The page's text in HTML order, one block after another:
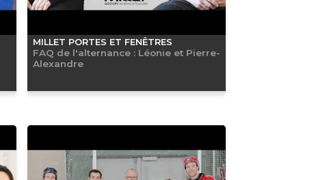
MILLET PORTES ET FENÊTRES
FAQ de l'alternance : Léonie et Pierre-
Alexandre